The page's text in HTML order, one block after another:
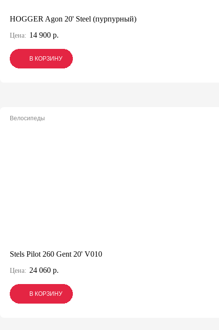
HOGGER Agon 20' Steel (пурпурный)
Цена: 14 900 р.
В КОРЗИНУ
В КОРЗИНУ
В КОРЗИНУ
Велосипеды
Stels Pilot 260 Gent 20' V010
Цена: 24 060 р.
В КОРЗИНУ
В КОРЗИНУ
В КОРЗИНУ